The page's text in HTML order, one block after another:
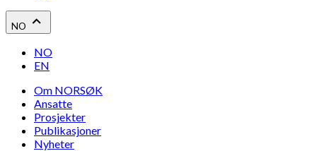
NO
NO
EN
Om NORSØK
Ansatte
Prosjekter
Publikasjoner
Nyheter